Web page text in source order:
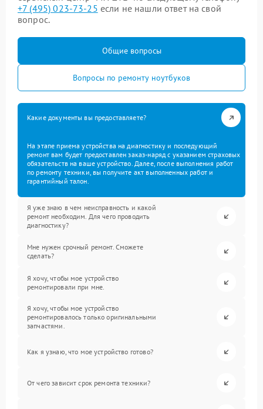
+7 (495) 023-73-25 если не нашли ответ на свой
вопрос.
Общие вопросы
Вопросы по ремонту ноутбуков
Какие документы вы предоставляете?
На этапе приема устройства на диагностику и последующий
ремонт вам будет предоставлен заказ-наряд с указанием страховых
обязательств на ваше устройство. Далее, после выполнения работ
по ремонту техники, вы получите акт выполненных работ и
гарантийный талон.
Я уже знаю в чем неисправность и какой
ремонт необходим. Для чего проводить
диагностику?
Мне нужен срочный ремонт. Сможете
сделать?
Я хочу, чтобы мое устройство
ремонтировали при мне.
Я хочу, чтобы мое устройство
ремонтировалось только оригинальными
запчастями.
Как я узнаю, что мое устройство готово?
От чего зависит срок ремонта техники?